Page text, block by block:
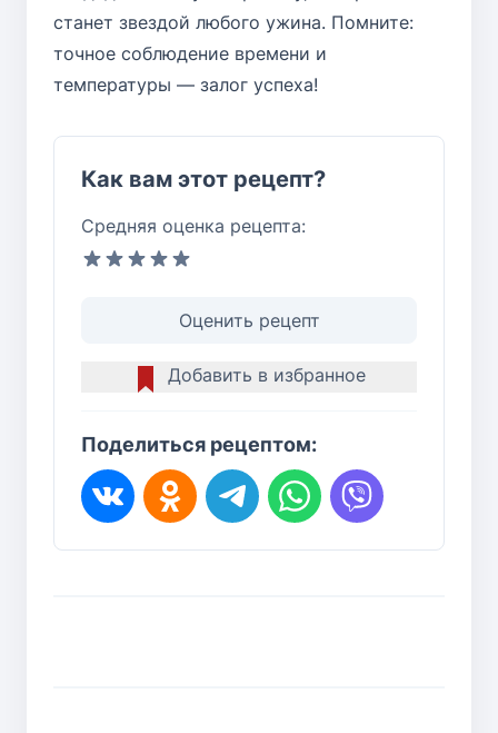
станет звездой любого ужина. Помните:
точное соблюдение времени и
температуры — залог успеха!
Как вам этот рецепт?
Средняя оценка рецепта:
Оценить рецепт
Добавить в избранное
Поделиться рецептом: